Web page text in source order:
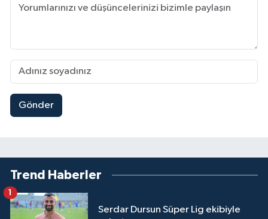
Gönder
Trend Haberler
Serdar Dursun Süper Lig ekibiyle
1